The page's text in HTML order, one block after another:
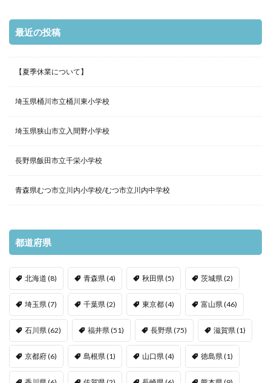
最近の投稿
【夏季休業について】
埼玉県桶川市立桶川東小学校
埼玉県狭山市立入間野小学校
長野県飯田市立千栄小学校
青森県むつ市立川内小学校/むつ市立川内中学校
都道府県
北海道 (8) 青森県 (4) 秋田県 (5) 茨城県 (2)
埼玉県 (7) 千葉県 (2) 東京都(4) 富山県 (46)
石川県 (62) 福井県 (51) 長野県 (75) 滋賀県 (1)
京都府(6) 島根県 (1) 山口県 (4) 徳島県 (1)